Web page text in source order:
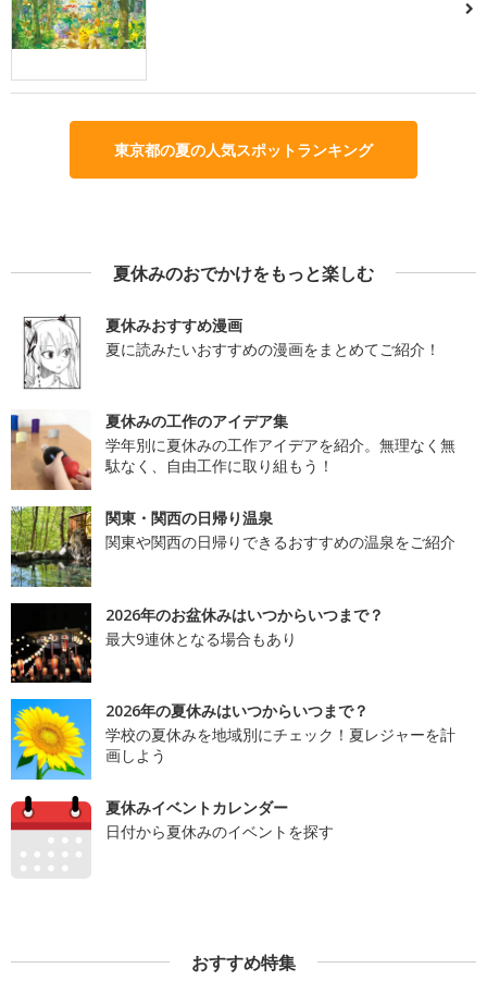
東京都の夏の人気スポットランキング
夏休みのおでかけをもっと楽しむ
夏休みおすすめ漫画
夏に読みたいおすすめの漫画をまとめてご紹介！
夏休みの工作のアイデア集
学年別に夏休みの工作アイデアを紹介。無理なく無
駄なく、自由工作に取り組もう！
関東・関西の日帰り温泉
関東や関西の日帰りできるおすすめの温泉をご紹介
2026年のお盆休みはいつからいつまで？
最大9連休となる場合もあり
2026年の夏休みはいつからいつまで？
学校の夏休みを地域別にチェック！夏レジャーを計
画しよう
夏休みイベントカレンダー
日付から夏休みのイベントを探す
おすすめ特集